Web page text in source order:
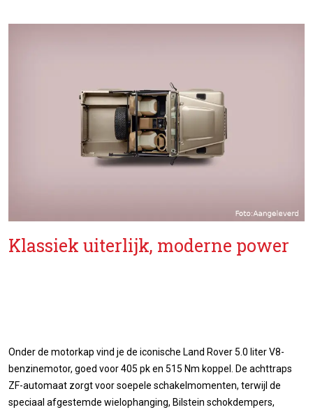
Klassiek uiterlijk, moderne power
Onder de motorkap vind je de iconische Land Rover 5.0 liter V8-
benzinemotor, goed voor 405 pk en 515 Nm koppel. De achttraps
ZF-automaat zorgt voor soepele schakelmomenten, terwijl de
speciaal afgestemde wielophanging, Bilstein schokdempers,